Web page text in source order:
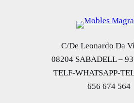
C/De Leonardo Da
08204 SABADELL –
TELF-WHATSAPP-
656 674 564